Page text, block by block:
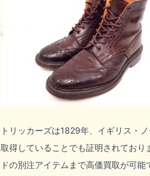
トリッカーズは1829年、イギリス・
取得していることでも証明されてお
ドの別注アイテムまで高価買取が可能